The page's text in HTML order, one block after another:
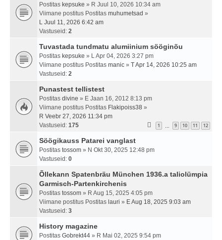
Postitas kepsuke » R Juul 10, 2026 10:34 am
Viimane postitus Postitas muhumetsad »
L Juul 11, 2026 6:42 am
Vastuseid: 2
Tuvastada tundmatu alumiinium sööginõu
Postitas kepsuke » L Apr 04, 2026 3:27 pm
Viimane postitus Postitas manic » T Apr 14, 2026 10:25 am
Vastuseid: 2
Punastest tellistest
Postitas divine » E Jaan 16, 2012 8:13 pm
Viimane postitus Postitas Flakipoiss38 »
R Veebr 27, 2026 11:34 pm
Vastuseid: 175 1 9 10 11 12
Söögikauss Patarei vanglast
Postitas tossom » N Okt 30, 2025 12:48 pm
Vastuseid: 0
Õllekann Spatenbräu München 1936.a taliolümpia
Garmisch-Partenkirchenis
Postitas tossom » R Aug 15, 2025 4:05 pm
Viimane postitus Postitas lauri » E Aug 18, 2025 9:03 am
Vastuseid: 3
History magazine
Postitas Gobrekt44 » R Mai 02, 2025 9:54 pm